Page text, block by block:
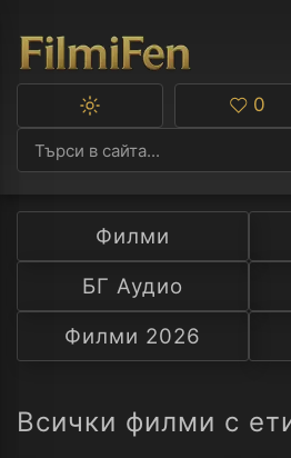
Превключване
тъмна
тема
0
Филми
БГ Аудио
Филми 2026
Всички филми с